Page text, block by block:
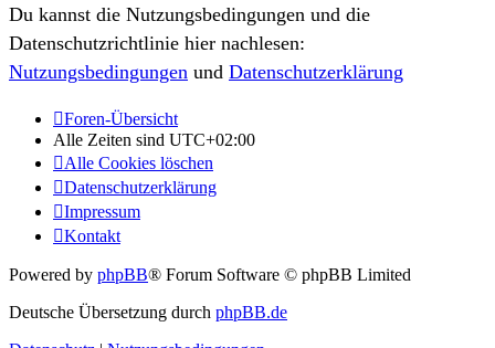
Du kannst die Nutzungsbedingungen und die
Datenschutzrichtlinie hier nachlesen:
Nutzungsbedingungen und Datenschutzerklärung
Foren-Übersicht
Alle Zeiten sind UTC+02:00
Alle Cookies löschen
Datenschutzerklärung
Impressum
Kontakt
Powered by phpBB® Forum Software © phpBB Limited
Deutsche Übersetzung durch phpBB.de